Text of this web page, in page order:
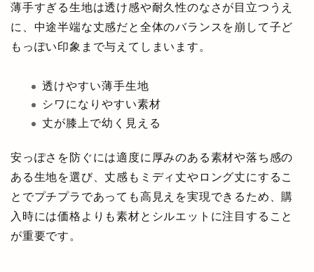
薄手すぎる生地は透け感や耐久性のなさが目立つうえ
に、中途半端な丈感だと全体のバランスを崩して子ど
もっぽい印象まで与えてしまいます。
透けやすい薄手生地
シワになりやすい素材
丈が膝上で幼く見える
安っぽさを防ぐには適度に厚みのある素材や落ち感の
ある生地を選び、丈感もミディ丈やロング丈にするこ
とでプチプラであっても高見えを実現できるため、購
入時には価格よりも素材とシルエットに注目すること
が重要です。